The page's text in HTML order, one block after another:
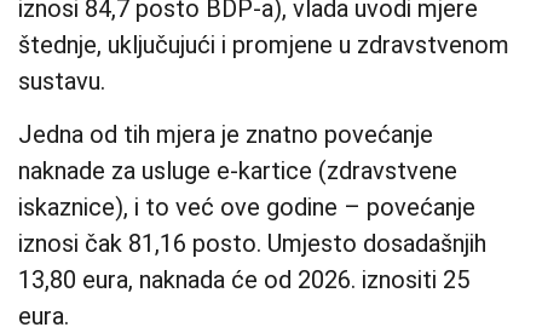
iznosi 84,7 posto BDP-a), vlada uvodi mjere
štednje, uključujući i promjene u zdravstvenom
sustavu.
Jedna od tih mjera je znatno povećanje
naknade za usluge e-kartice (zdravstvene
iskaznice), i to već ove godine – povećanje
iznosi čak 81,16 posto. Umjesto dosadašnjih
13,80 eura, naknada će od 2026. iznositi 25
eura.